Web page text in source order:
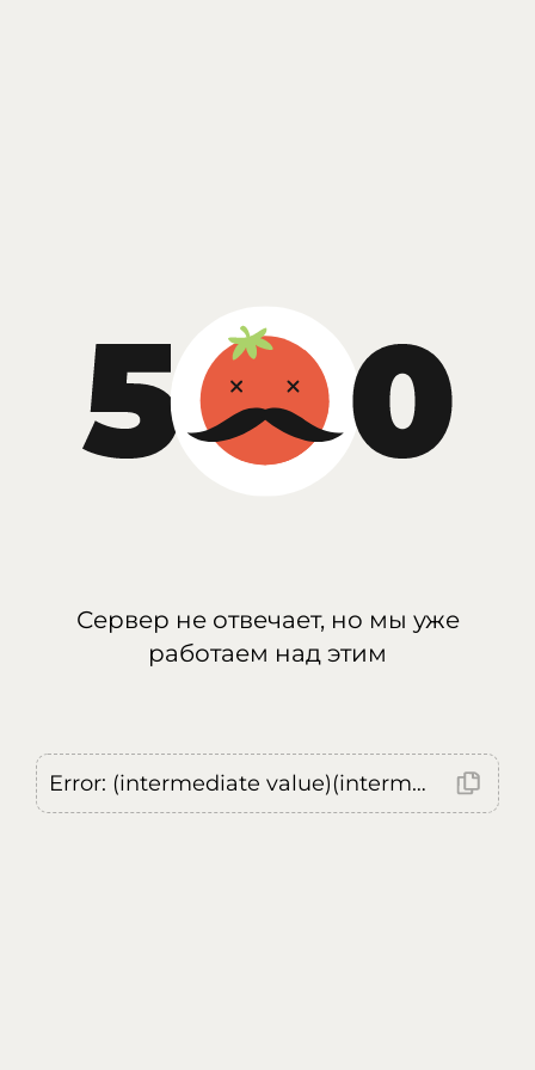
Сервер не отвечает, но мы уже
работаем над этим
Error: (intermediate value)(intermediate value)(intermediate value).replaceAll is not a function